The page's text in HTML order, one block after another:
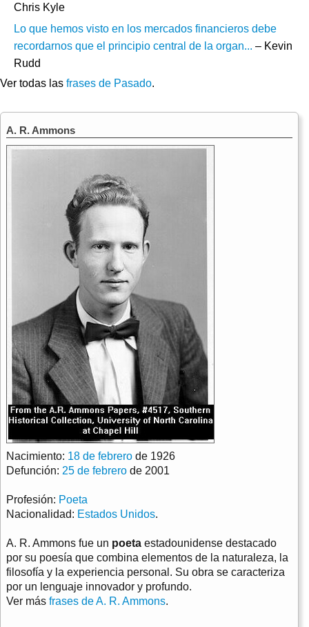
Chris Kyle
Lo que hemos visto en los mercados financieros debe
recordarnos que el principio central de la organ... – Kevin
Rudd
Ver todas las frases de Pasado.
A. R. Ammons
Nacimiento: 18 de febrero de 1926
Defunción: 25 de febrero de 2001
Profesión: Poeta
Nacionalidad: Estados Unidos.
A. R. Ammons fue un poeta estadounidense destacado
por su poesía que combina elementos de la naturaleza, la
filosofía y la experiencia personal. Su obra se caracteriza
por un lenguaje innovador y profundo.
Ver más frases de A. R. Ammons.